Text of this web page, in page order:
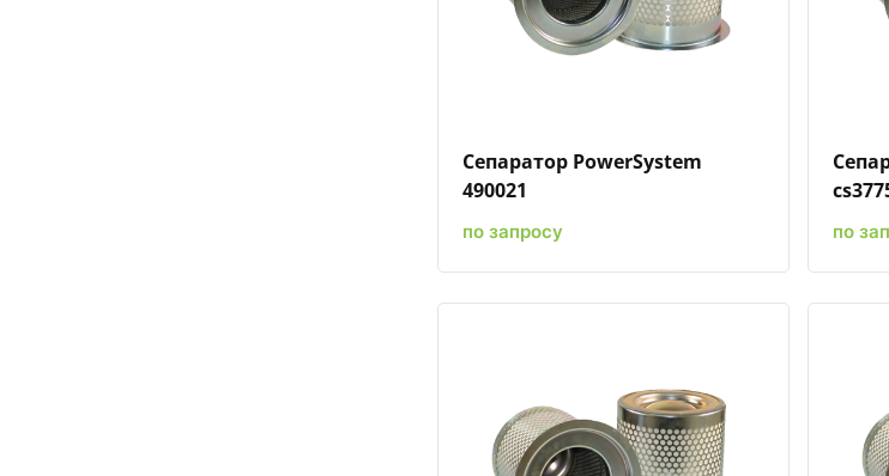
Быстрый просмотрДобавить к сравнению
Добавить в избранное
Сепаратор PowerSystem
490021
по запросу по